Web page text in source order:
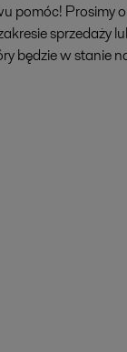
pomóc! Prosimy
sprzedaży
będzie w stanie